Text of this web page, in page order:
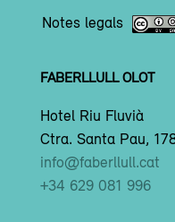
Notes legals
FABERLLULL OLOT
Hotel Riu Fluvià
Ctra. Santa Pau,
info@faberllull.cat
+34 629 081 996